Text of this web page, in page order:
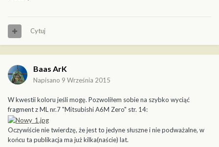
Cytuj
Baas ArK
Napisano 9 Września 2015
W kwestii koloru jeśli mogę. Pozwoliłem sobie na szybko wyciąć
fragment z ML nr.7 "Mitsubishi A6M Zero" str. 14:
Oczywiście nie twierdzę, że jest to jedyne słuszne i nie podważalne, w
końcu ta publikacja ma już kilka(naście) lat.